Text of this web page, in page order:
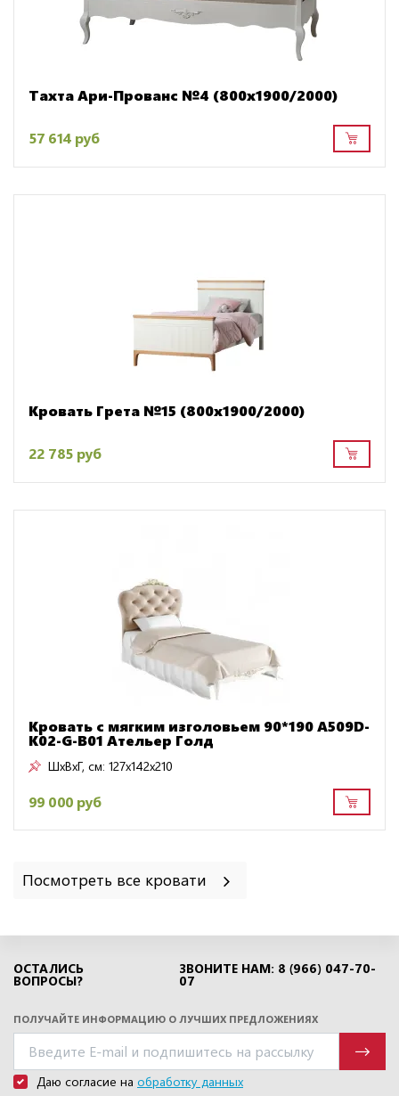
Тахта Ари-Прованс №4 (800х1900/2000)
57 614 руб
Кровать Грета №15 (800х1900/2000)
22 785 руб
Кровать с мягким изголовьем 90*190 A509D-
K02-G-B01 Ательер Голд
ШxВxГ, см: 127x142x210
99 000 руб
Посмотреть все кровати
ОСТАЛИСЬ
ВОПРОСЫ?
ЗВОНИТЕ НАМ: 8 (966) 047-70-
07
ПОЛУЧАЙТЕ ИНФОРМАЦИЮ О ЛУЧШИХ ПРЕДЛОЖЕНИЯХ
Даю согласие на обработку данных